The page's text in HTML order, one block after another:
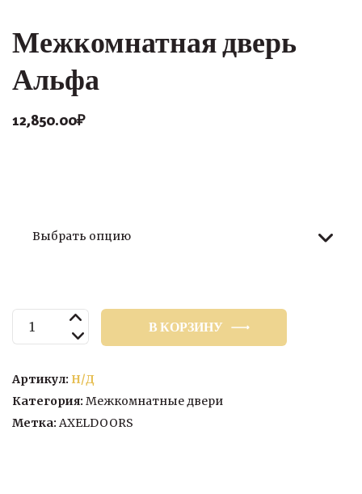
Межкомнатная дверь
Альфа
12,850.00₽
Количество
товара
дверь
В КОРЗИНУ
Артикул: Н/Д
Категория: Межкомнатные двери
Метка: AXELDOORS